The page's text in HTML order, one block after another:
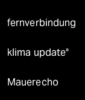
fernverbindung
klima update°
Mauerecho